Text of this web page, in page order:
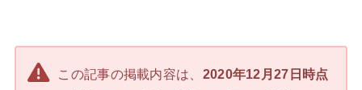
この記事の掲載内容は、 2020年12月27日時点